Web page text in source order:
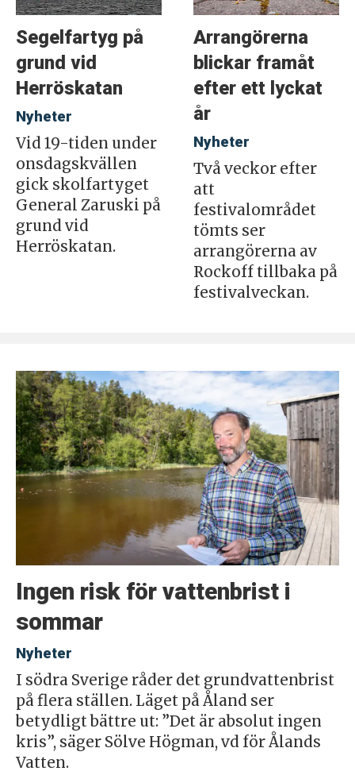
Segelfartyg på
grund vid
Herröskatan
Nyheter
Vid 19-tiden under
onsdagskvällen
gick skolfartyget
General Zaruski på
grund vid
Herröskatan.
Arrangörerna
blickar framåt
efter ett lyckat
år
Nyheter
Två veckor efter
att
festivalområdet
tömts ser
arrangörerna av
Rockoff tillbaka på
festivalveckan.
Ingen risk för vattenbrist i
sommar
Nyheter
I södra Sverige råder det grundvattenbrist
på flera ställen. Läget på Åland ser
betydligt bättre ut: ”Det är absolut ingen
kris”, säger Sölve Högman, vd för Ålands
Vatten.